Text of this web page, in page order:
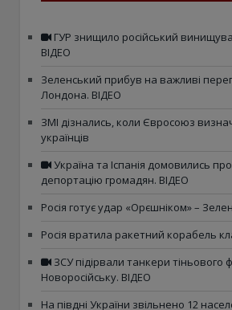
ГУР знищило російський
ВІДЕО
Зеленський прибув на важливі
Лондона. ВІДЕО
ЗМІ дізнались, коли Євросоюз
українців
Україна та Іспанія домовились
депортацію громадян. ВІДЕО
Росія готує удар «Орєшніком» –
Росія вратила ракетний корабель
ЗСУ підірвали танкери тіньового
Новоросійську. ВІДЕО
На півдні України звільнено 12